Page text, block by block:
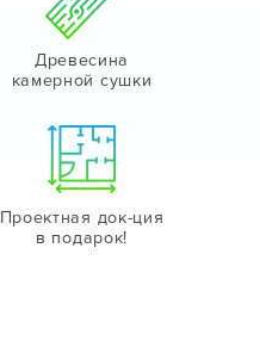
Древесина
камерной сушки
Проектная док-ция
в подарок!